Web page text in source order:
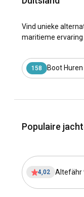
Vind unieke
maritieme ervaring
158 Boot
Populaire
4,02 Altefähr